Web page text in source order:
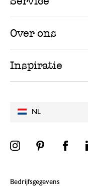
NL
Over ons
Inspiratie
Bedrijfsgegevens